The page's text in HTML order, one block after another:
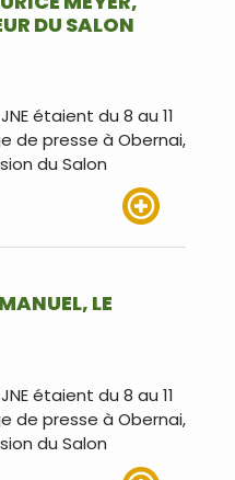
DU SALON
étaient du 8 au 11
de presse à Obernai,
du Salon
LE
étaient du 8 au 11
de presse à Obernai,
du Salon